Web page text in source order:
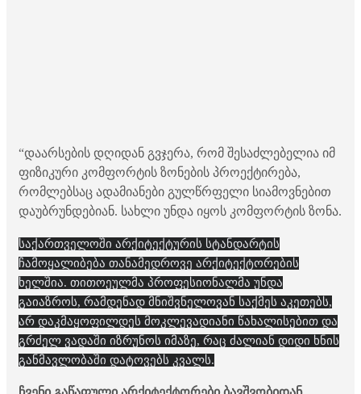
“დაარსების დღიდან გვჯერა, რომ შესაძლებელია იმ
ფიზიკური კომფორტის ზონების პროექტირება,
რომლებსაც ადამიანები გულწრფელი სიამოვნებით
დაუბრუნდებიან. სახლი უნდა იყოს კომფორტის ზონა.
საქართველოში არქიტექტურის სტანდარტის
ჩამოყალიბება თანამედროვე არქიტექტორების
ხელშია. თითოეულმა პროფესიონალმა უნდა
გაიაზროს, რამდენად მნიშვნელოვან საქმეს აკეთებს,
არ დაკმაყოფილდეს მოკლევადიანი წახალისებით და
გრძელ ვადაში იზრუნოს იმაზე, რაც ძალიან დიდი ხნის
განმავლობაში დატოვებს კვალს.